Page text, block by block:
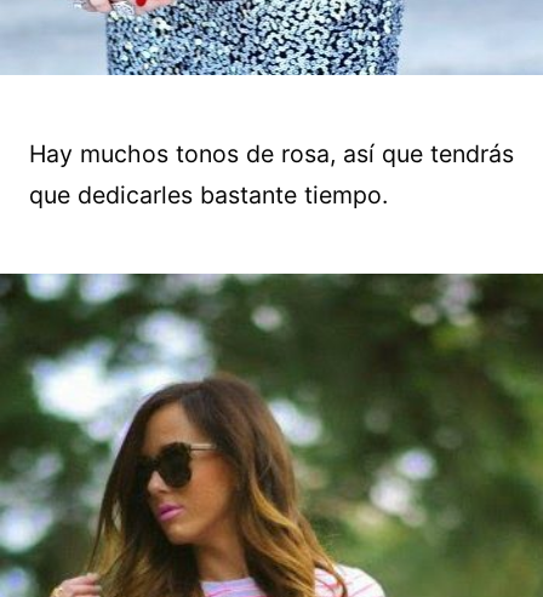
Hay muchos tonos de rosa, así que tendrás
que dedicarles bastante tiempo.